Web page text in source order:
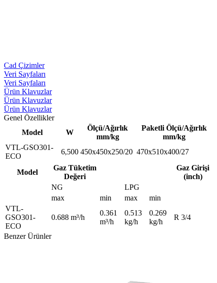
Cad Çizimler
Veri Sayfaları
Veri Sayfaları
Ürün Klavuzlar
Ürün Klavuzlar
Ürün Klavuzlar
Genel Özellikler
Model
W
Ölçü/Ağırlık
mm/kg
Paketli Ölçü/Ağırlık
mm/kg
VTL-GSO301-
ECO
6,500 450x450x250/20 470x510x400/27
Model
Gaz Tüketim
Değeri
Gaz Girişi
(inch)
NG
LPG
max
min max
min
VTL-
GSO301-
ECO
0.688 m³/h
0.361
m³/h
0.513
kg/h
0.269
kg/h
R 3/4
Benzer Ürünler